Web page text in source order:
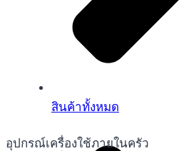
อุปกรณ์เครื่องใช้ภายในครัว
สินค้าทั้งหมด